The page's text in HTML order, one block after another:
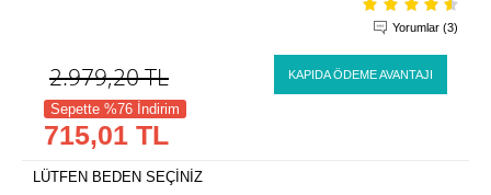
Yorumlar (3)
2.979,20TL KAPIDA ÖDEME AVANTAJI
Sepette %76 İndirim
715,01 TL
LÜTFEN BEDEN SEÇİNİZ